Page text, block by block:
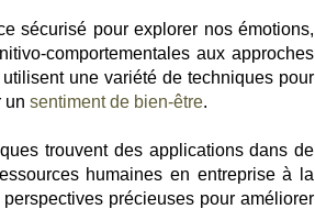
sécurisé pour explorer nos émotions,
comportementales aux approches
une variété de techniques pour
un sentiment de bien-être.
trouvent des applications dans de
humaines en entreprise à la
précieuses pour améliorer